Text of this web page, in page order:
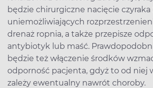
będzie chirurgiczne nacięcie
uniemożliwiających
drenaż ropnia, a także przepisze
antybiotyk lub maść.
będzie też włączenie środków
odporność pacjenta, gdyż to od niej
zależy ewentualny nawrót choroby.